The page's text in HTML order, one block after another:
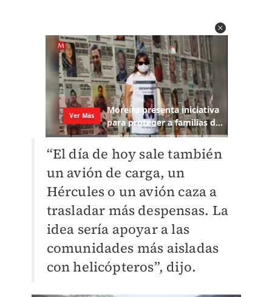
“El día de hoy sale también
un avión de carga, un
Hércules o un avión caza a
trasladar más despensas. La
idea sería apoyar a las
comunidades más aisladas
con helicópteros”, dijo.